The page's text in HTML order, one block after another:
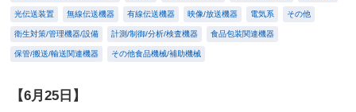
光伝送装置 無線伝送機器 有線伝送機器 映像/放送機器 電気系 その他
衛生対策/管理機器/設備 計測/制御/分析/検査機器 食品包装関連機器
保管/搬送/輸送関連機器 その他食品機械/補助機械
【6月25日】